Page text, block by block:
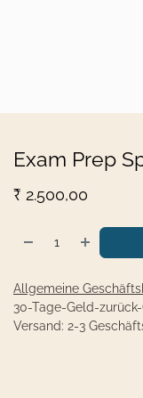
Exam Prep
₹ 2.500,00
Allgemeine
30-Tage-Geld-
Versand: 2-3